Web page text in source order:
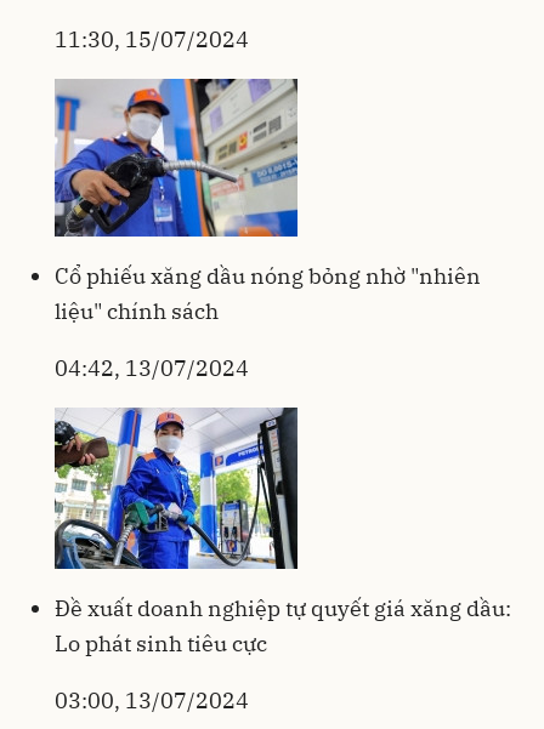
11:30, 15/07/2024
Cổ phiếu xăng dầu nóng bỏng nhờ "nhiên
liệu" chính sách
04:42, 13/07/2024
Đề xuất doanh nghiệp tự quyết giá xăng dầu:
Lo phát sinh tiêu cực
03:00, 13/07/2024